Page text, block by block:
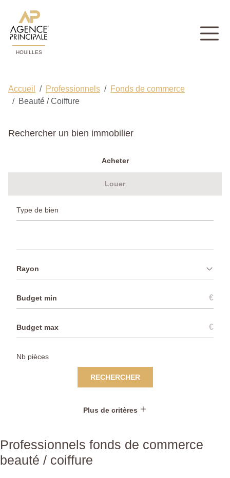
HOUILLES
Accueil Professionnels
Fonds de commerce
Beauté / Coiffure
Rechercher un bien immobilier
Acheter
Louer
Rayon
€
€
RECHERCHER
Plus de critères
Professionnels fonds de commerce
beauté / coiffure